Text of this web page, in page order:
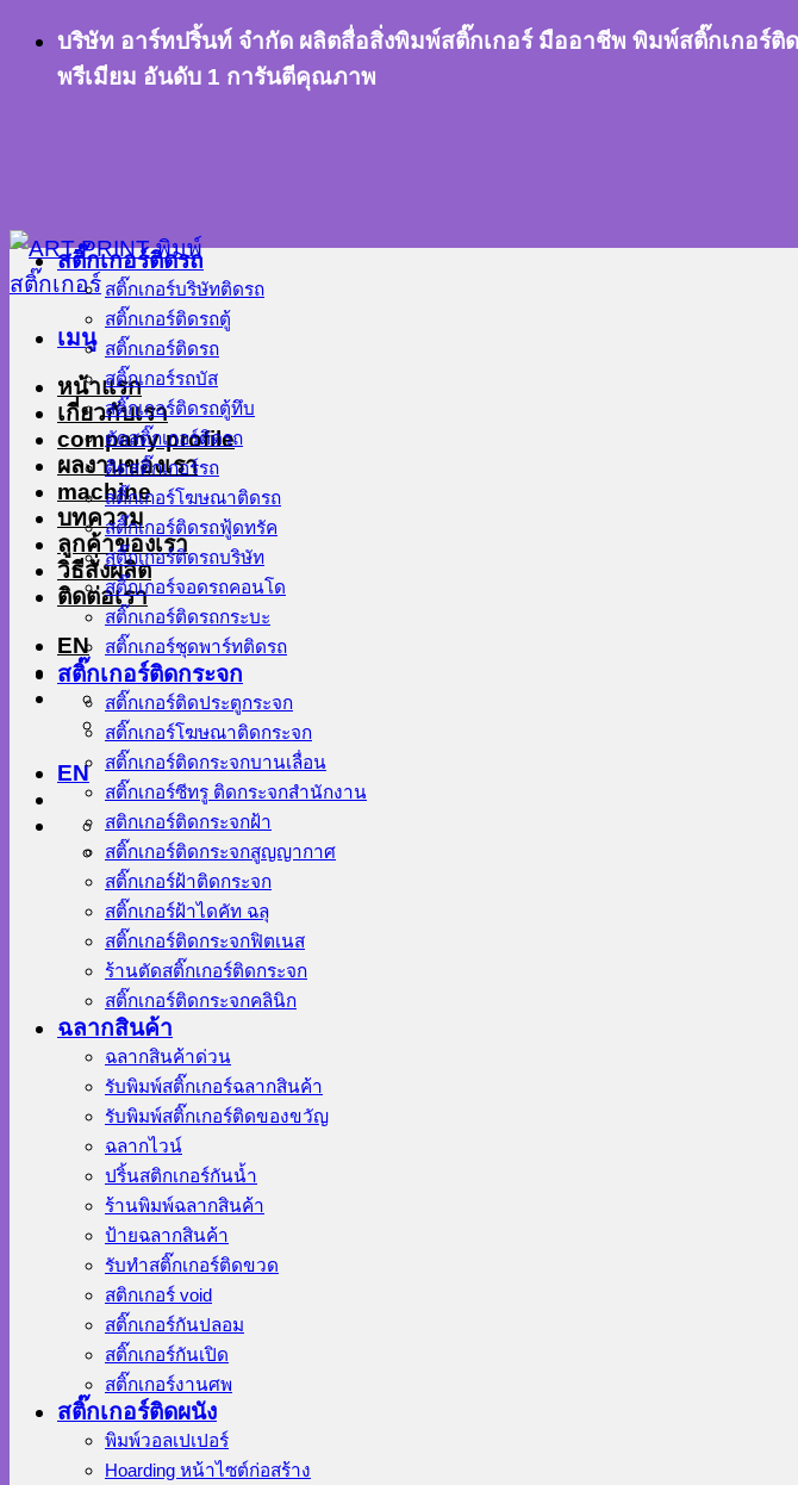
ข้าม บริษัท อาร์ทปริ้นท์ จำกัด ผลิตสื่อสิ่งพิมพ์สติ๊กเกอร์ มืออาชีพ พิมพ์สติ๊กเกอร์
พรีเมียม อันดับ 1 การันตีคุณภาพ
เมนู
หน้าแรก
เกี่ยวกับเรา
company profile
ผลงานของเรา
machine
บทความ
ลูกค้าของเรา
วิธีสั่งผลิต
ติดต่อเรา
EN
EN
สติ๊กเกอร์ติดรถ
สติ๊กเกอร์บริษัทติดรถ
สติ๊กเกอร์ติดรถตู้
สติ๊กเกอร์ติดรถ
สติ๊กเกอร์รถบัส
สติ๊กเกอร์ติดรถตู้ทึบ
ตัดสติ๊กเกอร์ติดรถ
ติดสติ๊กเกอร์รถ
สติ๊กเกอร์โฆษณาติดรถ
สติ๊กเกอร์ติดรถฟู้ดทรัค
สติ๊กเกอร์ติดรถบริษัท
สติ๊กเกอร์จอดรถคอนโด
สติ๊กเกอร์ติดรถกระบะ
สติ๊กเกอร์ชุดพาร์ทติดรถ
สติ๊กเกอร์ติดกระจก
สติ๊กเกอร์ติดประตูกระจก
สติ๊กเกอร์โฆษณาติดกระจก
สติ๊กเกอร์ติดกระจกบานเลื่อน
สติ๊กเกอร์ซีทรู ติดกระจกสำนักงาน
สติกเกอร์ติดกระจกฝ้า
สติ๊กเกอร์ติดกระจกสูญญากาศ
สติ๊กเกอร์ฝ้าติดกระจก
สติ๊กเกอร์ฝ้าไดคัท ฉลุ
สติ๊กเกอร์ติดกระจกฟิตเนส
ร้านตัดสติ๊กเกอร์ติดกระจก
สติ๊กเกอร์ติดกระจกคลินิก
ฉลากสินค้า
ฉลากสินค้าด่วน
รับพิมพ์สติ๊กเกอร์ฉลากสินค้า
รับพิมพ์สติ๊กเกอร์ติดของขวัญ
ฉลากไวน์
ปริ้นสติกเกอร์กันน้ำ
ร้านพิมพ์ฉลากสินค้า
ป้ายฉลากสินค้า
รับทำสติ๊กเกอร์ติดขวด
สติกเกอร์ void
สติ๊กเกอร์กันปลอม
สติ๊กเกอร์กันเปิด
สติ๊กเกอร์งานศพ
สติ๊กเกอร์ติดผนัง
พิมพ์วอลเปเปอร์
Hoarding หน้าไซต์ก่อสร้าง